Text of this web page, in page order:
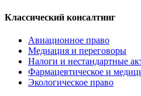
Классический консалтинг
Авиационное право
Медиация и переговоры
Налоги и нестандартные
Фармацевтическое и
Экологическое право